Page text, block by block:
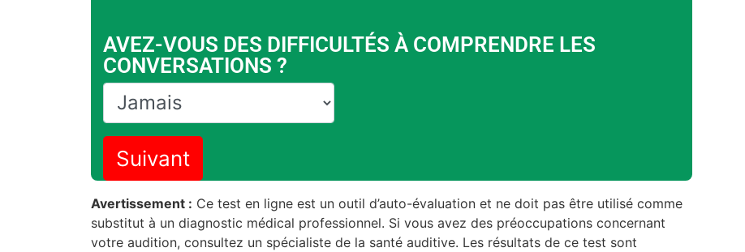
AVEZ-VOUS DES DIFFICULTÉS À COMPRENDRE LES
CONVERSATIONS ?
Suivant
Avertissement : Ce test en ligne est un outil d’auto-évaluation et ne doit pas être utilisé comme
substitut à un diagnostic médical professionnel. Si vous avez des préoccupations concernant
votre audition, consultez un spécialiste de la santé auditive. Les résultats de ce test sont